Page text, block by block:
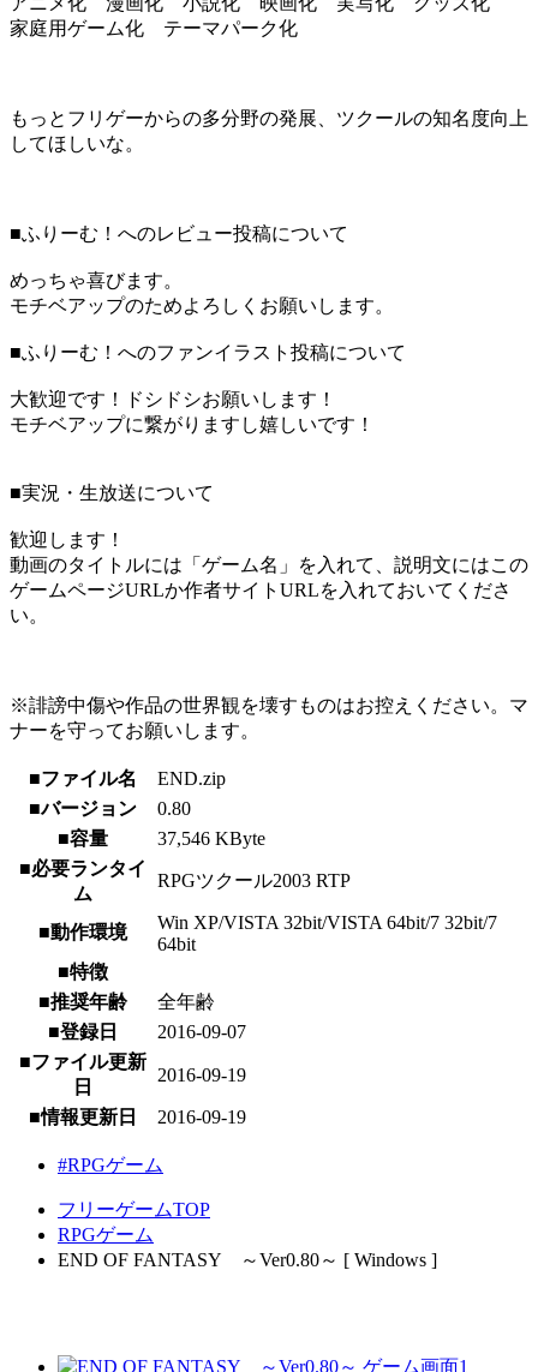
家庭用ゲーム化 テーマパーク化
もっとフリゲーからの多分野の発展、ツクールの知名度向上
してほしいな。
■ふりーむ！へのレビュー投稿について
めっちゃ喜びます。
モチベアップのためよろしくお願いします。
■ふりーむ！へのファンイラスト投稿について
大歓迎です！ドシドシお願いします！
モチベアップに繋がりますし嬉しいです！
■実況・生放送について
歓迎します！
動画のタイトルには「ゲーム名」を入れて、説明文にはこの
ゲームページURLか作者サイトURLを入れておいてくださ
い。
※誹謗中傷や作品の世界観を壊すものはお控えください。マ
ナーを守ってお願いします。
■ファイル名
END.zip
■バージョン
0.80
■容量
37,546 KByte
■必要ランタイ
ム
RPGツクール2003 RTP
■動作環境
Win XP/VISTA 32bit/VISTA 64bit/7 32bit/7
64bit
■特徴
■推奨年齢
全年齢
■登録日
2016-09-07
■ファイル更新
日
2016-09-19
■情報更新日 2016-09-19
#RPGゲーム
フリーゲームTOP
RPGゲーム
END OF FANTASY ～Ver0.80～ [ Windows ]